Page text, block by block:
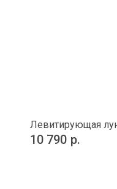
Левитирующая
10 790 р.